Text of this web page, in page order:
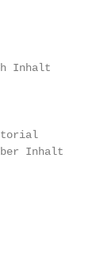
Inhalt